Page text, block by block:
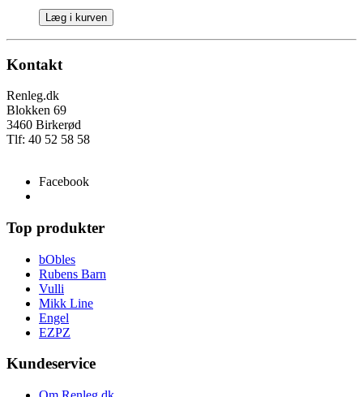
Læg i kurven
Kontakt
Renleg.dk
Blokken 69
3460 Birkerød
Tlf: 40 52 58 58
Facebook
Top produkter
bObles
Rubens Barn
Vulli
Mikk Line
Engel
EZPZ
Kundeservice